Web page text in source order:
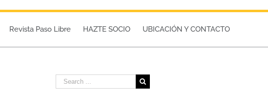
Revista Paso Libre HAZTE SOCIO UBICACIÓN Y CONTACTO
Search
for: